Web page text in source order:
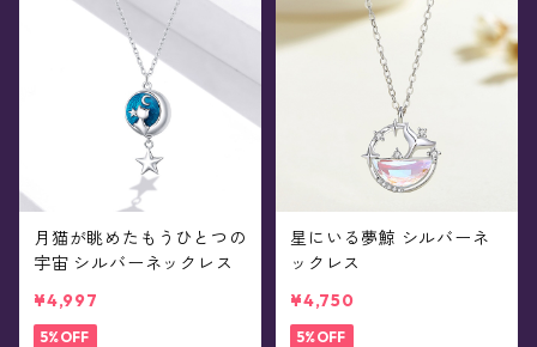
月猫が眺めたもうひとつの
宇宙 シルバーネックレス
¥4,997
5%OFF
星にいる夢鯨 シルバーネ
ックレス
¥4,750
5%OFF